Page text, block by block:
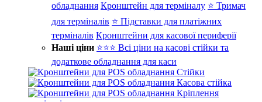
обладнання Кронштейн для терміналу ⭐ Тримач
для терміналів ⭐ Підставки для платіжних
терміналів Кронштейни для касової периферії
Наші ціни ⭐⭐⭐ Всі ціни на касові стійки та
додаткове обладнання для каси
Стійки
Касова стійка
Кріплення